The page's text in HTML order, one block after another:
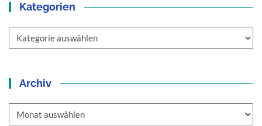
Kategorien
Archiv